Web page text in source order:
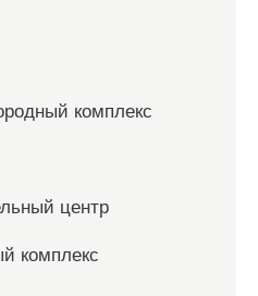
комплекс
центр
комплекс